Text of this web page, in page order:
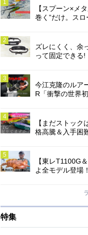
【スプーン×メ
巻く”だけ。ス
ズレにくく、余
って固定でき
今江克隆のルア
R「衝撃の世界
【まだストック
格高騰＆入手困
【東レT1100G
よ全モデル登場
特集